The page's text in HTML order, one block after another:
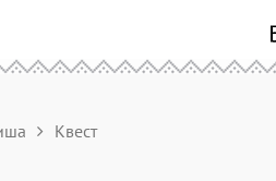
Квест